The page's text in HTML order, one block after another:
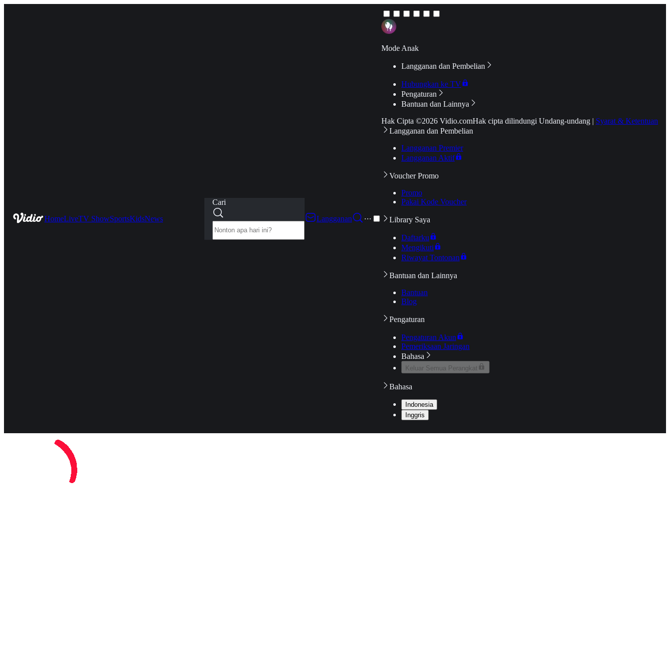
HomeLiveTV ShowSportsKidsNews
Cari
Langganan
···
Mode Anak
Langganan dan Pembelian
Hubungkan ke TV
Pengaturan
Bantuan dan Lainnya
Hak Cipta ©2026 Vidio.comHak cipta dilindungi Undang-undang | Syarat & Ketentuan
Langganan dan Pembelian
Langganan Premier
Langganan Aktif
Voucher Promo
Promo
Pakai Kode Voucher
Library Saya
Daftarku
Mengikuti
Riwayat Tontonan
Bantuan dan Lainnya
Bantuan
Blog
Pengaturan
Pengaturan Akun
Pemeriksaan Jaringan
Bahasa
Keluar Semua Perangkat
Bahasa
Indonesia
Inggris